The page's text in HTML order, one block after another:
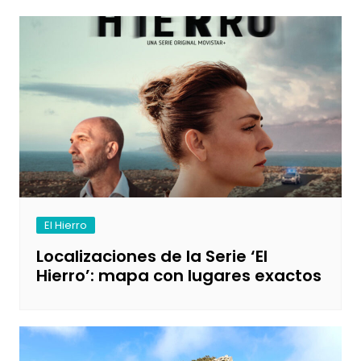
El Hierro
Localizaciones de la Serie ‘El
Hierro’: mapa con lugares exactos